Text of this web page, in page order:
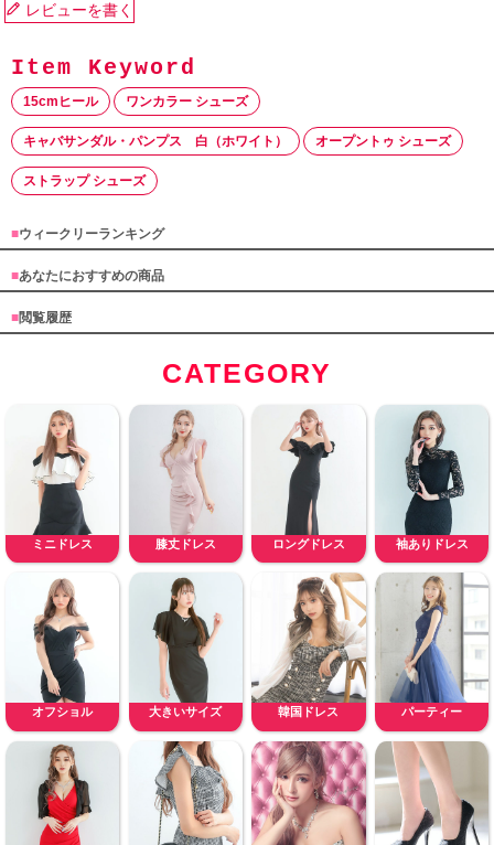
レビューを書く
15cmヒール ワンカラー シューズ
キャバサンダル・パンプス 白（ホワイト） オープントゥ シューズ
ストラップ シューズ
■ウィークリーランキング
■あなたにおすすめの商品
■閲覧履歴
CATEGORY
ミニドレス 膝丈ドレス ロングドレス 袖ありドレス
オフショル 大きいサイズ 韓国ドレス パーティー